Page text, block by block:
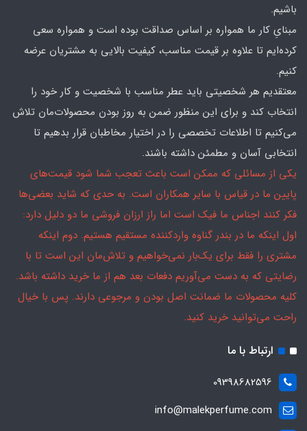
باشیم.
مبنایِ کار ما همواره بر اساس صداقت بوده است و همواره سعی
کرده‌ایم تا علاوه بر قیمت مناسب، کیفیت بالایی به مشتریان عرضه
کنیم.
معتقدیم هر شخصیتی باید عطر مناسب با شخصیت و کار خود را
انتخاب کند و برای این منظور ضمن به روز بودن محصولات‌مان تلاش
می‌کنیم تا اطلاعات تخصصی را در اختیار مخاطبان قرار بدهیم تا
انتخابی آسان و مطمئن داشته باشند.
یکی از مسائلی که ممکن است باعث تعجب شما شود قیمت‌های
پایین ما در قیاس با سایر همکاران است. به حدی که شاید بعضی‌ها
فکر کنند اجناس ما فیک است اما راز ارزان فروشی ما دو دلیل دارد:
اول اینکه ما در بندر گناوه واردکننده مستقیم هستیم. دوم اینکه
مشتری را فقط برای یک‌بار نمی‌خواهیم و تلاش‌مان این است تا با
رضایتی که به دست می‌آوریم دفعات بعد هم از ما خرید داشته باشد.
کلیه محصولات ما ضمانت اصل بودن و مرجوعی دارند. پس با خیال
راحت می‌توانید خرید کنید.
ارتباط با ما
09398682596
info@malekperfume.com